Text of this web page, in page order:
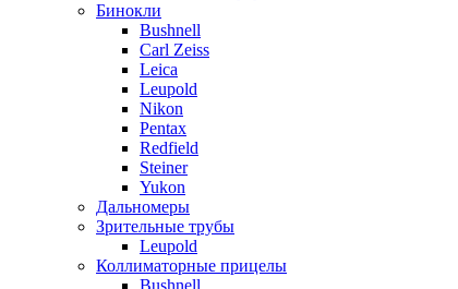
Бинокли
Bushnell
Carl Zeiss
Leica
Leupold
Nikon
Pentax
Redfield
Steiner
Yukon
Дальномеры
Зрительные трубы
Leupold
Коллиматорные прицелы
Bushnell